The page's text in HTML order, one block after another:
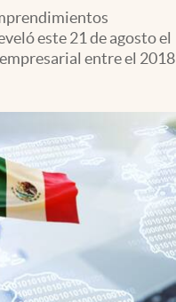
este 21 de agosto el
entre el 2018